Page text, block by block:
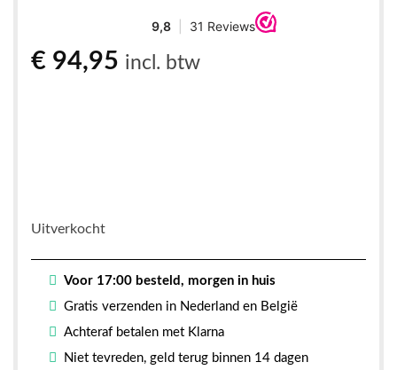
€ 94,95 incl. btw
Uitverkocht
Voor 17:00 besteld, morgen in huis
Gratis verzenden in Nederland en België
Achteraf betalen met Klarna
Niet tevreden, geld terug binnen 14 dagen